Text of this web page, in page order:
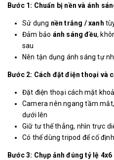
Bước 1: Chuẩn bị nền và ánh
Sử dụng nền trắng / xanh
Đảm bảo ánh sáng đều,
sau
Nên tận dụng ánh sáng tự
Bước 2: Cách đặt điện thoại và
Đặt điện thoại cách mặt
Camera nên ngang tầm
dưới lên
Giữ tư thế thẳng, nhìn trực
Có thể dùng tripod để cố
Bước 3: Chụp ảnh đúng tỷ lệ 4x6